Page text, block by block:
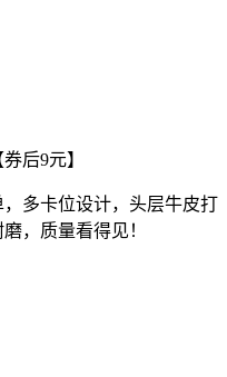
后9元】
多卡位设计，头层牛皮打
，质量看得见！